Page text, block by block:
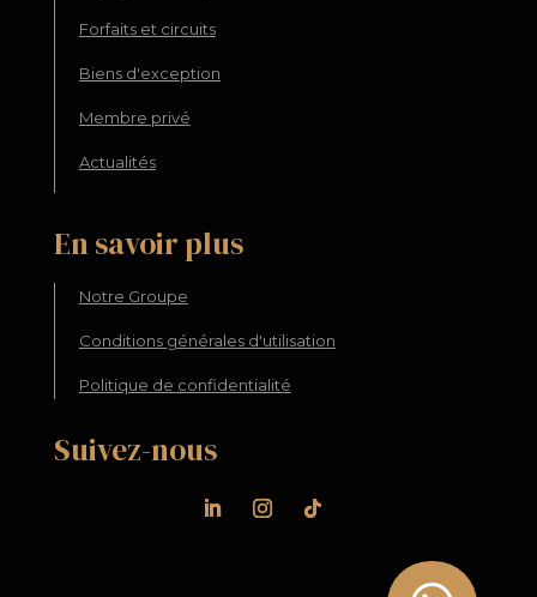
Forfaits et circuits
Biens d'exception
Membre privé
Actualités
En savoir plus
Notre Groupe
Conditions générales d'utilisation
Politique de confidentialité
Suivez-nous